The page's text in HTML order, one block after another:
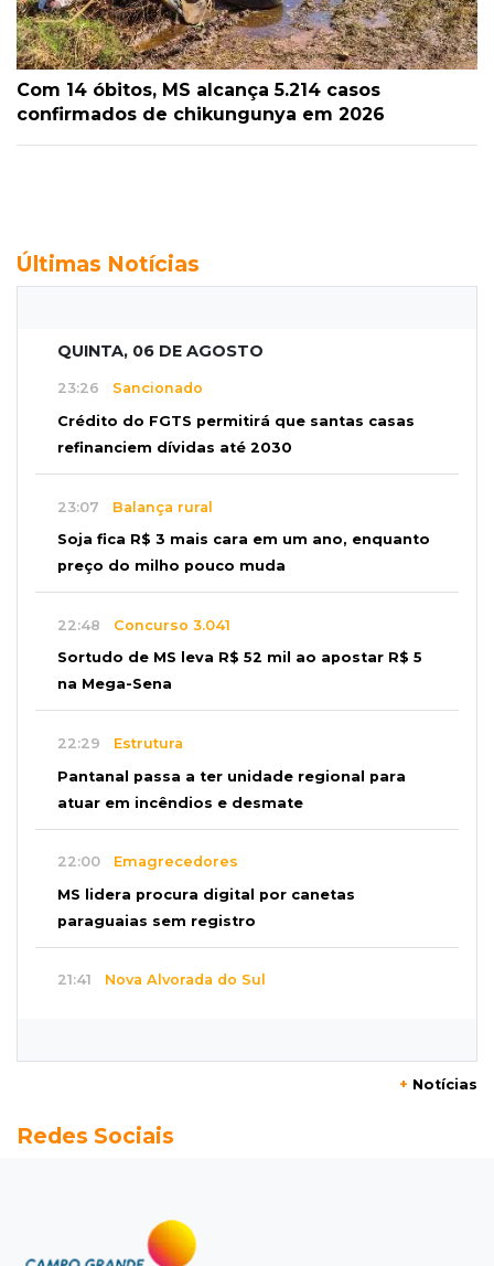
Com 14 óbitos, MS alcança 5.214 casos
confirmados de chikungunya em 2026
Últimas Notícias
QUINTA, 06 DE AGOSTO
23:26 Sancionado
Crédito do FGTS permitirá que santas casas
refinanciem dívidas até 2030
23:07 Balança rural
Soja fica R$ 3 mais cara em um ano, enquanto
preço do milho pouco muda
22:48 Concurso 3.041
Sortudo de MS leva R$ 52 mil ao apostar R$ 5
na Mega-Sena
22:29 Estrutura
Pantanal passa a ter unidade regional para
atuar em incêndios e desmate
22:00 Emagrecedores
MS lidera procura digital por canetas
paraguaias sem registro
21:41 Nova Alvorada do Sul
Inter perde para o Corinthians mas avança às
Vitória goleia Athletico-PR por 4 a 0 e avança
+ Notícias
Redes Sociais